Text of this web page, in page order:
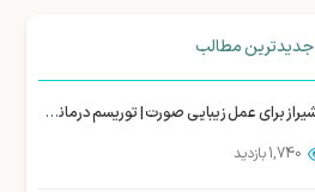
جدیدترین مطالب
سفر درمانی به شیراز برای عمل زیبایی صورت | توریسم درمانی زیبایی شیراز
1,740 بازدید